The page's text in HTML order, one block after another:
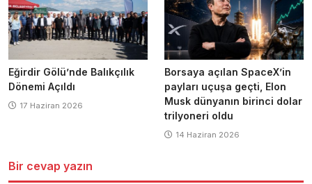
Eğirdir Gölü’nde Balıkçılık
Dönemi Açıldı
17 Haziran 2026
Borsaya açılan SpaceX’in
payları uçuşa geçti, Elon
Musk dünyanın birinci dolar
trilyoneri oldu
14 Haziran 2026
Bir cevap yazın